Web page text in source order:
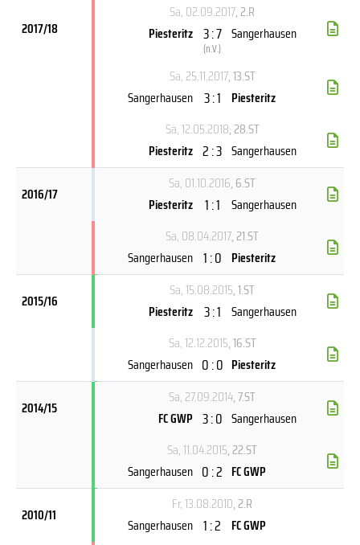
2017/18
Sa, 02.09.2017, 2.R
Piesteritz 3 : 7
(n.V.)
Sangerhausen
Sa, 25.11.2017, 13.ST
Sangerhausen 3 : 1 Piesteritz
Sa, 12.05.2018, 28.ST
Piesteritz 2 : 3 Sangerhausen
2016/17
Sa, 01.10.2016, 6.ST
Piesteritz
1 : 1
Sangerhausen
Sa, 08.04.2017, 21.ST
Sangerhausen 1 : 0 Piesteritz
2015/16
Sa, 15.08.2015, 1.ST
Piesteritz 3 : 1 Sangerhausen
Sa, 12.12.2015, 16.ST
Sangerhausen 0 : 0 Piesteritz
2014/15
Sa, 27.09.2014, 7.ST
FC GWP 3 : 0 Sangerhausen
Sa, 11.04.2015, 22.ST
Sangerhausen 0 : 2 FC GWP
2010/11
Fr, 13.08.2010, 2.R
Sangerhausen 1 : 2 FC GWP